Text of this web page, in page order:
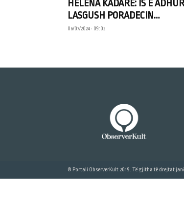
HELENA KADARE: IS E
LASGUSH PORADECIN…
06/07/2024 • 09:02
© Portali ObserverKult 2019. Të gjitha të drejtat